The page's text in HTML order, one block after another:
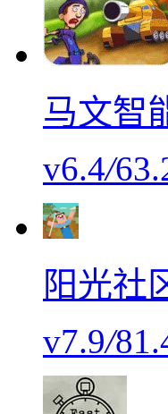
马文智
v6.4/
阳光社
v7.9/